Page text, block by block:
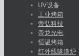
UV设备
工业烤箱
帝弘科技
帝龙光电
恒温烤箱
红外线隧道炉